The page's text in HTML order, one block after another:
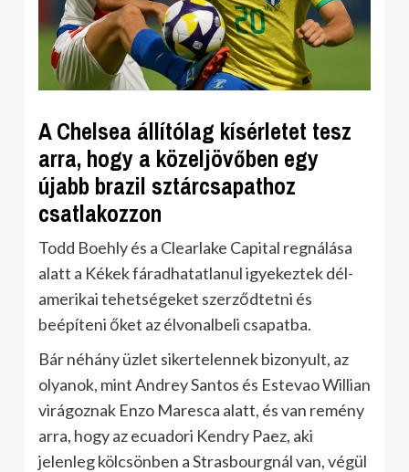
A Chelsea állítólag kísérletet tesz
arra, hogy a közeljövőben egy
újabb brazil sztárcsapathoz
csatlakozzon
Todd Boehly és a Clearlake Capital regnálása
alatt a Kékek fáradhatatlanul igyekeztek dél-
amerikai tehetségeket szerződtetni és
beépíteni őket az élvonalbeli csapatba.
Bár néhány üzlet sikertelennek bizonyult, az
olyanok, mint Andrey Santos és Estevao Willian
virágoznak Enzo Maresca alatt, és van remény
arra, hogy az ecuadori Kendry Paez, aki
jelenleg kölcsönben a Strasbourgnál van, végül